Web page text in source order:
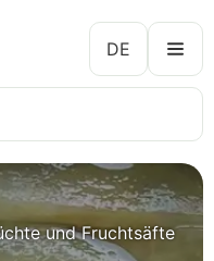
DE
und Fruchtsäfte